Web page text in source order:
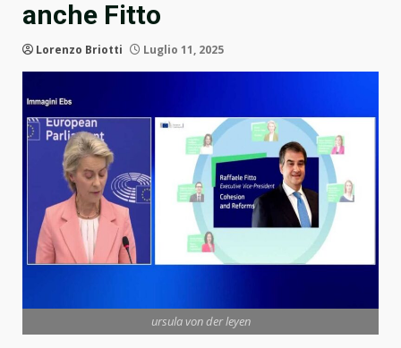
anche Fitto
Lorenzo Briotti Luglio 11, 2025
ursula von der leyen